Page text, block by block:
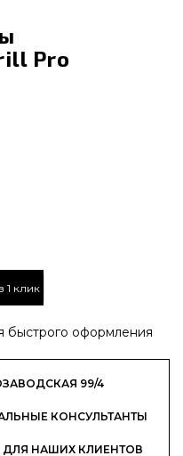
Pro
1 клик
быстрого оформления
99/4
КОНСУЛЬТАНТЫ
НАШИХ КЛИЕНТОВ